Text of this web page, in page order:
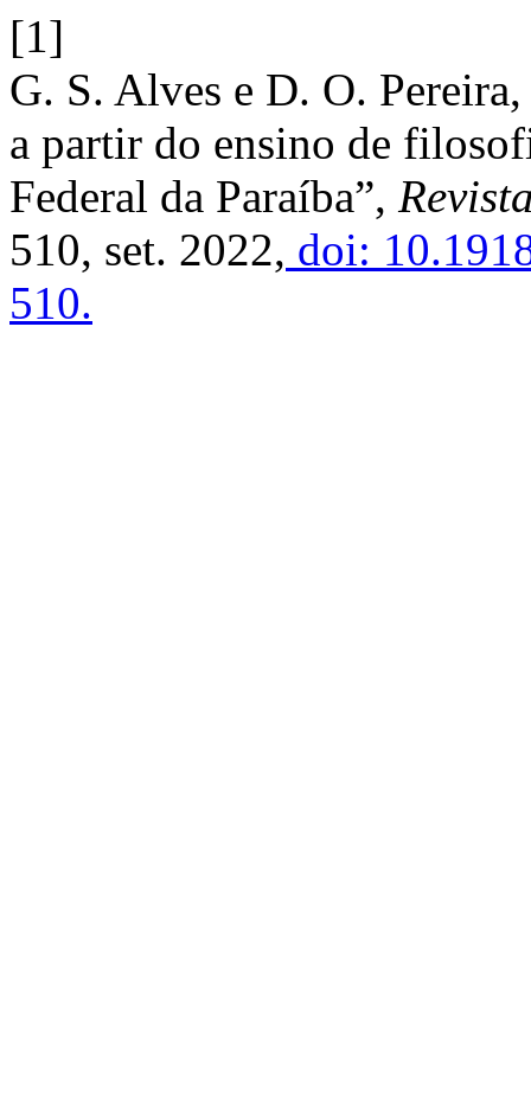
[1]
G. S. Alves e D. O.
a partir do ensino de
Federal da Paraíba”,
510, set. 2022, doi:
510.